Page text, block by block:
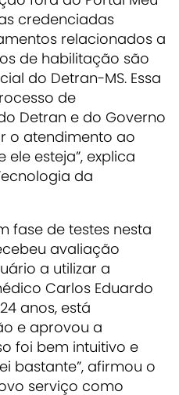
credenciadas
relacionados a
de habilitação são
do Detran-MS. Essa
de
Detran e do Governo
o atendimento ao
esteja”, explica
da
fase de testes nesta
avaliação
a utilizar a
Carlos Eduardo
anos, está
e aprovou a
foi bem intuitivo e
bastante”, afirmou o
serviço como